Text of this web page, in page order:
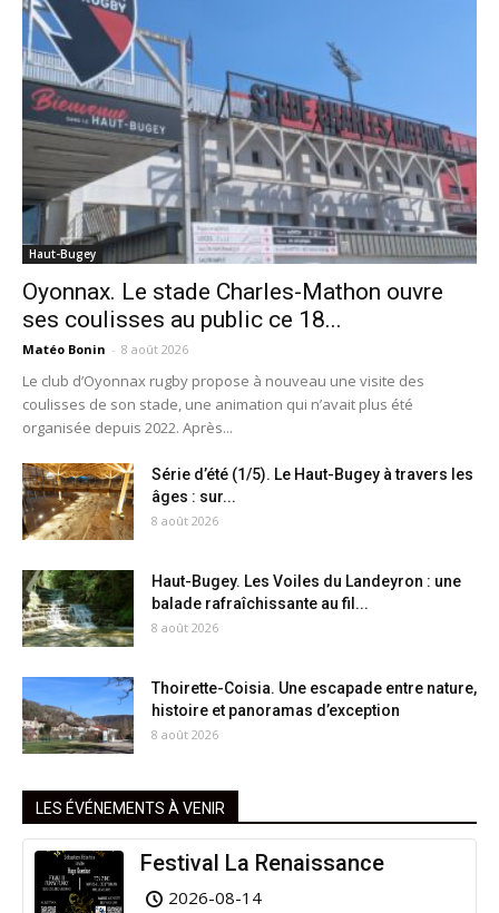
Haut-Bugey
Oyonnax. Le stade Charles-Mathon ouvre
ses coulisses au public ce 18...
Matéo Bonin - 8 août 2026
Le club d’Oyonnax rugby propose à nouveau une visite des
coulisses de son stade, une animation qui n’avait plus été
organisée depuis 2022. Après...
Série d’été (1/5). Le Haut-Bugey à travers les
âges : sur...
8 août 2026
Haut-Bugey. Les Voiles du Landeyron : une
balade rafraîchissante au fil...
8 août 2026
Thoirette-Coisia. Une escapade entre nature,
histoire et panoramas d’exception
8 août 2026
LES ÉVÉNEMENTS À VENIR
Festival La Renaissance
2026-08-14